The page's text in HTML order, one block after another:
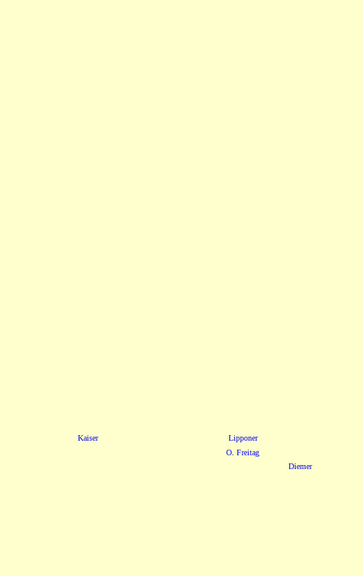
Kaiser
Lipponer
O. Freitag
Diemer